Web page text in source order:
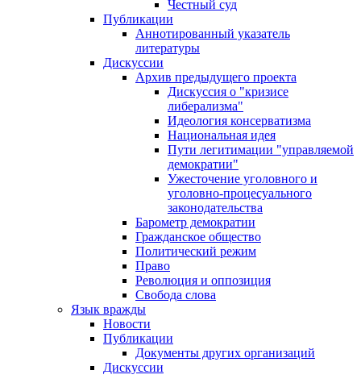
Честный суд
Публикации
Аннотированный указатель
литературы
Дискуссии
Архив предыдущего проекта
Дискуссия о "кризисе
либерализма"
Идеология консерватизма
Национальная идея
Пути легитимации "управляемой
демократии"
Ужесточение уголовного и
уголовно-процесуального
законодательства
Барометр демократии
Гражданское общество
Политический режим
Право
Революция и оппозиция
Свобода слова
Язык вражды
Новости
Публикации
Документы других организаций
Дискуссии